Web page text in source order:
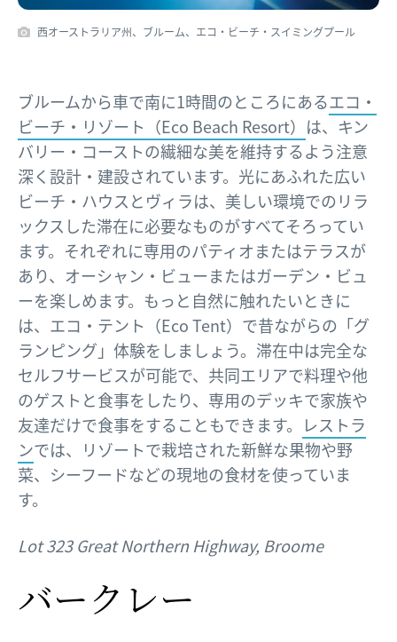
西オーストラリア州、ブルーム、エコ・ビーチ・スイミングプール
ブルームから車で南に1時間のところにあるエコ・
ビーチ・リゾート（Eco Beach Resort） は、キン
バリー・コーストの繊細な美を維持するよう注意
深く設計・建設されています。光にあふれた広い
ビーチ・ハウスとヴィラは、美しい環境でのリラ
ックスした滞在に必要なものがすべてそろってい
ます。それぞれに専用のパティオまたはテラスが
あり、オーシャン・ビューまたはガーデン・ビュ
ーを楽しめます。もっと自然に触れたいときに
は、エコ・テント（Eco Tent）で昔ながらの「グ
ランピング」体験をしましょう。滞在中は完全な
セルフサービスが可能で、共同エリアで料理や他
のゲストと食事をしたり、専用のデッキで家族や
友達だけで食事をすることもできます。 レストラ
ンでは、リゾートで栽培された新鮮な果物や野
菜、シーフードなどの現地の食材を使っていま
す。
Lot 323 Great Northern Highway, Broome
バークレー